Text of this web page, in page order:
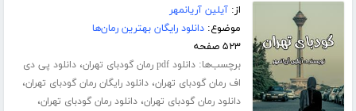
از:آیلین آریانمهر
موضوع:دانلود رایگان بهترین رمان‌ها
۵۲۳ صفحه
برچسب‌ها:دانلود pdf رمان گودبای تهران ،دانلود پی دی
اف رمان گودبای تهران،دانلود رایگان رمان گودبای تهران،
دانلود رمان گودبای تهران،دانلود رمان گودبای تهران،